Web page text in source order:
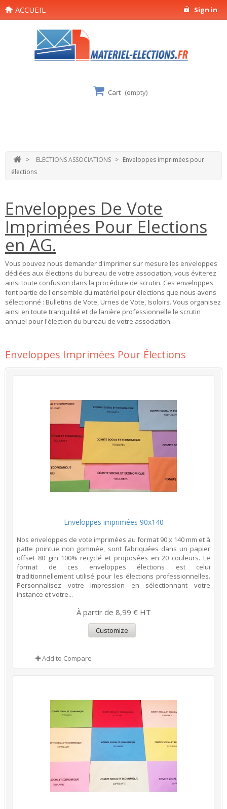
Sign in
ACCUEIL
Cart (empty)
> ELECTIONS ASSOCIATIONS > Enveloppes imprimées pour
élections
Enveloppes De Vote
Imprimées Pour Elections
en AG.
Vous pouvez nous demander d'imprimer sur mesure les enveloppes
dédiées aux élections du bureau de votre association, vous éviterez
ainsi toute confusion dans la procédure de scrutin. Ces enveloppes
font partie de l'ensemble du matériel pour élections que nous avons
sélectionné : Bulletins de Vote, Urnes de Vote, Isoloirs. Vous organisez
ainsi en toute tranquilité et de lanière professionnelle le scrutin
annuel pour l'élection du bureau de votre association.
Enveloppes Imprimées Pour Élections
Enveloppes imprimées 90x140
Nos enveloppes de vote imprimées au format 90 x 140 mm et à
patte pointue non gommée, sont fabriquées dans un papier
offset 80 grn 100% recyclé et proposées en 20 couleurs. Le
format de ces enveloppes élections est celui
traditionnellement utilisé pour les élections professionnelles.
Personnalisez votre impression en sélectionnant votre
instance et votre...
À partir de 8,99 € HT
Customize
Add to Compare